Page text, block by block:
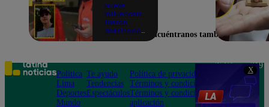
X
Nueve
influencers
fueron
asesinados
el Cártel de
Sinaloa
Encuéntranos también en
Política
Lima
Deportes
Mundo
Te ayudo
Tendencias
Espectáculos
Política de privacidad
Términos y condiciones
Términos y condiciones
aplicación
Teléfono: 219
Av. San
Felipe 968
Jesús María